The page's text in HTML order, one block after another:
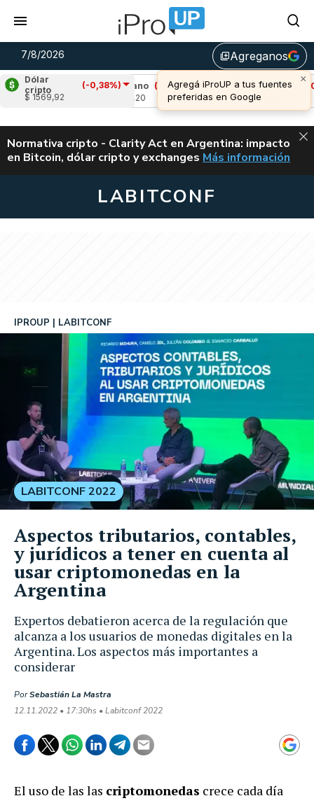
7/8/2026 library_addAgreganos
×
Agregá iProUP a tus fuentes
preferidas en Google
Dólar
cripto
(-0,38%)
$ 1569,92
Cardano
(-2,82%)
Avalanche (-
u$s 6,40
ALERTA
Normativa cripto - Clarity Act en Argentina: impacto
en Bitcoin, dólar cripto y exchanges CLARITY ACT EN
Más información
LABITCONF
Expertos debatieron acerca de la regulación que
alcanza a los usuarios de monedas digitales en la
Argentina. Los aspectos más importantes a
considerar
IPROUP LABITCONF
PorSebastián La Mastra
12.11.2022 • 17:30hs • Labitconf 2022
LABITCONF 2022
Aspectos tributarios, contables,
y jurídicos a tener en cuenta al
usar criptomonedas en la
Argentina
El uso de las las criptomonedas crece cada día